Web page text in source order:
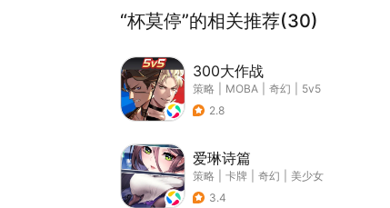
“杯莫停”的相关推荐(30)
300大作战
策略 MOBA 奇幻
5v5
2.8
爱琳诗篇
策略 卡牌 奇幻
美少女
3.4